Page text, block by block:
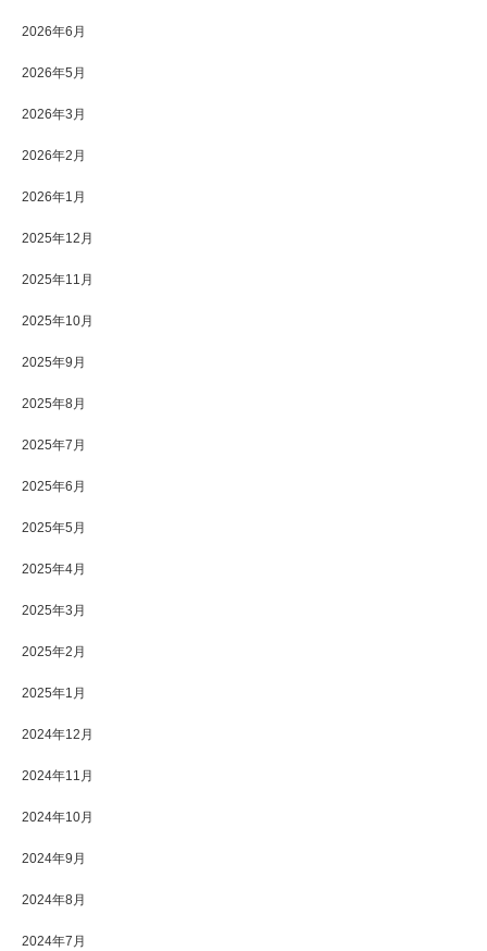
2026年6月
2026年5月
2026年3月
2026年2月
2026年1月
2025年12月
2025年11月
2025年10月
2025年9月
2025年8月
2025年7月
2025年6月
2025年5月
2025年4月
2025年3月
2025年2月
2025年1月
2024年12月
2024年11月
2024年10月
2024年9月
2024年8月
2024年7月